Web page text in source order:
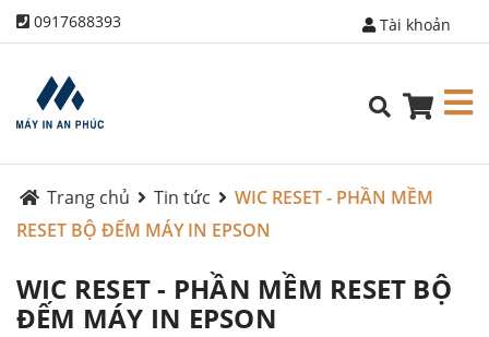
0917688393 Tài khoản
Trang chủ Tin tức
WIC RESET - PHẦN MỀM
RESET BỘ ĐẾM MÁY IN EPSON
WIC RESET - PHẦN MỀM RESET BỘ
ĐẾM MÁY IN EPSON